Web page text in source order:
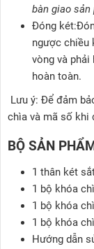
bàn giao sản
Đóng
ngược chiều
vòng và
hoàn toàn.
Lưu ý: Để đảm
chìa và mã số khi
BỘ SẢN
1 thân két
1 bộ khóa
1 bộ khóa
1 bộ khóa
Hướng dẫn